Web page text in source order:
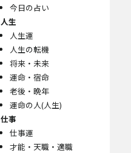
今日の占い
人生
人生運
人生の転機
将来・未来
運命・宿命
老後・晩年
運命の人(人生)
仕事
仕事運
才能・天職・適職